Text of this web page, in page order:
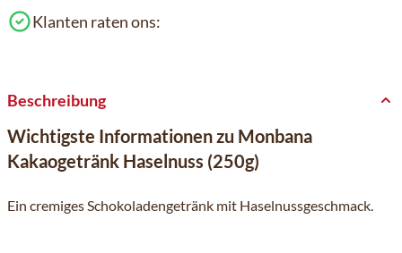
Klanten raten ons:
Beschreibung
Wichtigste Informationen zu Monbana
Kakaogetränk Haselnuss (250g)
Ein cremiges Schokoladengetränk mit Haselnussgeschmack.